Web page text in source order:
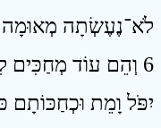
לֹא־נֶעֶשְׂתָה מְאוּמָה
6 וְהֵם עוֹד מְחַכִּים
יִפֹּל וָמֵת וּכְחַכּוֹתָם